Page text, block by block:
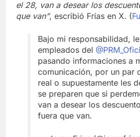
el 28, van a desear los
que van”, escribió Frías en X. (
Bajo mi responsabilidad,
empleados del
pasando informaciones a
comunicación, por un par
real o supuestamente les
se preparen que si
van a desear los
fuera que van.